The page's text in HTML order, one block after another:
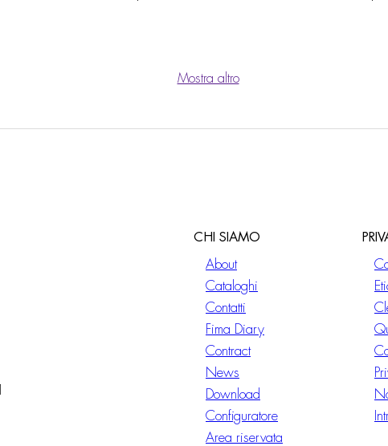
Mostra altro
CHI SIAMO
About
Cataloghi
Contatti
Fima Diary
Contract
News
Download
Configuratore
Area riservata